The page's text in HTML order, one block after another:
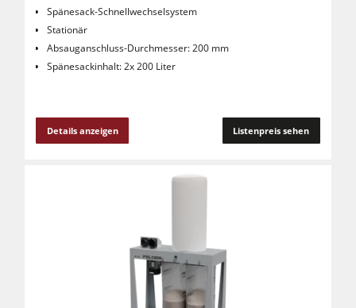
Spänesack-Schnellwechselsystem
Stationär
Absauganschluss-Durchmesser: 200 mm
Spänesackinhalt: 2x 200 Liter
Details anzeigen Listenpreis sehen